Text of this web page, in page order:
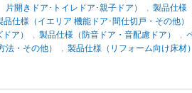
開きドア･トイレドア･親子ドア） 製品仕様
品仕様（イエリア 機能ドア･間仕切戸・その他）
ア） 製品仕様（防音ドア・音配慮ドア）
・その他） 製品仕様（リフォーム向け床材）